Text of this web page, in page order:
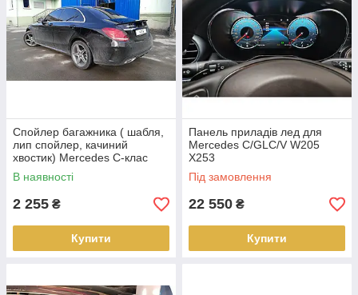
Спойлер багажника ( шабля,
лип спойлер, качиний
хвостик) Mercedes C-клас
W205 2013+ р. в.
В наявності
2 255 ₴
Купити
Панель приладів лед для
Mercedes C/GLC/V W205
X253
Під замовлення
22 550 ₴
Купити